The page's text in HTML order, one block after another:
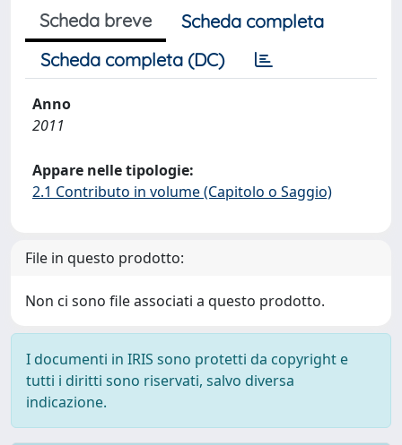
Scheda breve
Scheda completa
Scheda completa (DC)
Anno
2011
Appare nelle tipologie:
2.1 Contributo in volume (Capitolo o Saggio)
File in questo prodotto:
Non ci sono file associati a questo prodotto.
I documenti in IRIS sono protetti da copyright e
tutti i diritti sono riservati, salvo diversa
indicazione.